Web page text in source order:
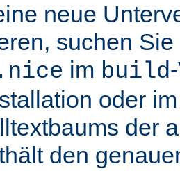
neue
suchen
im build
oder
der
den